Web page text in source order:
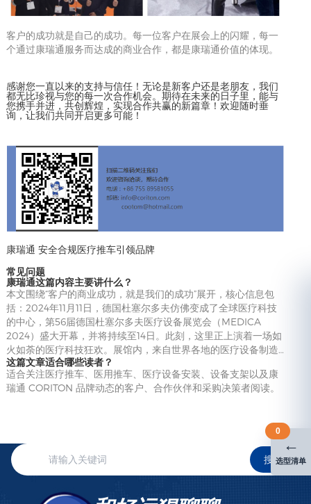
客户的成功就是自己的成功。每一位客户在展会上的闪耀，每一
个通过康瑞通服务而达成的商业合作，都是康瑞通价值的体现。
感谢您一直以来的支持与信任！无论是新客户还是老朋友，我们
都无比珍视与您的每一次合作机会。期待在未来的日子里，能与
您携手并进，共创辉煌，实现合作共赢的新篇章！欢迎随时垂
询，让我们共同开启更多可能！
康瑞通 安全合规医疗推车引领品牌
常见问题
康瑞通这篇内容主要讲什么？
本文围绕“客户的商业成功，就是我们的成功”展开，核心信息包
括：2024年11月11日，德国杜塞尔多夫仿佛变成了全球医疗科技
的中心，第56届德国杜塞尔多夫医疗设备展览会（MEDICA
2024）盛大开幕，并将持续至14日。此刻，这里正上演着一场如
火如荼的医疗科技狂欢。展馆内，来自世界各地的医疗设备制造…
这篇文章适合哪些读者？
适合关注医疗推车、医用推车、医疗设备安装、设备支架以及康
瑞通 CORITON 品牌动态的客户、合作伙伴和采购决策者阅读。
搜索
←
选型清单
0